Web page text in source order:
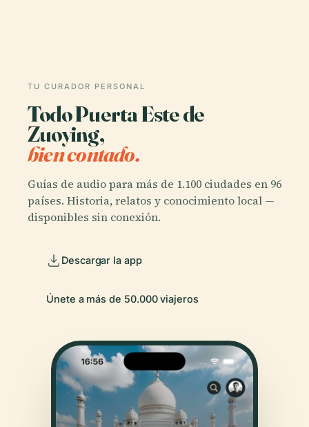
TU CURADOR PERSONAL
Todo Puerta Este de
Zuoying,
bien contado.
Guías de audio para más de 1.100 ciudades en 96
países. Historia, relatos y conocimiento local —
disponibles sin conexión.
Descargar la app
Únete a más de 50.000 viajeros